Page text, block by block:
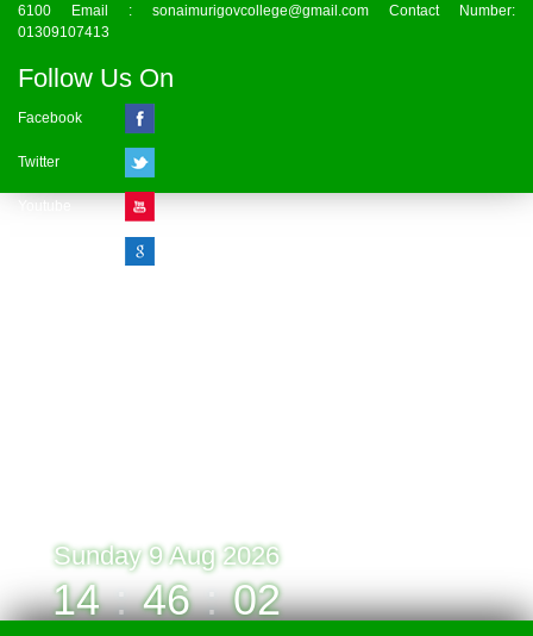
6100 Email : sonaimurigovcollege@gmail.com Contact Number:
01309107413
Follow Us On
Facebook
Twitter
Sunday 9 Aug 2026
14 : 46 : 02